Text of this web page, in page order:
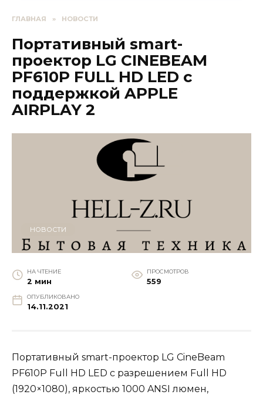
ГЛАВНАЯ » НОВОСТИ
Портативный smart-
проектор LG CINEBEAM
PF610P FULL HD LED с
поддержкой APPLE
AIRPLAY 2
НОВОСТИ
НА ЧТЕНИЕ
2 мин
ПРОСМОТРОВ
559
ОПУБЛИКОВАНО
14.11.2021
Портативный smart-проектор LG CineBeam
PF610P Full HD LED с разрешением Full HD
(1920×1080), яркостью 1000 ANSI люмен,